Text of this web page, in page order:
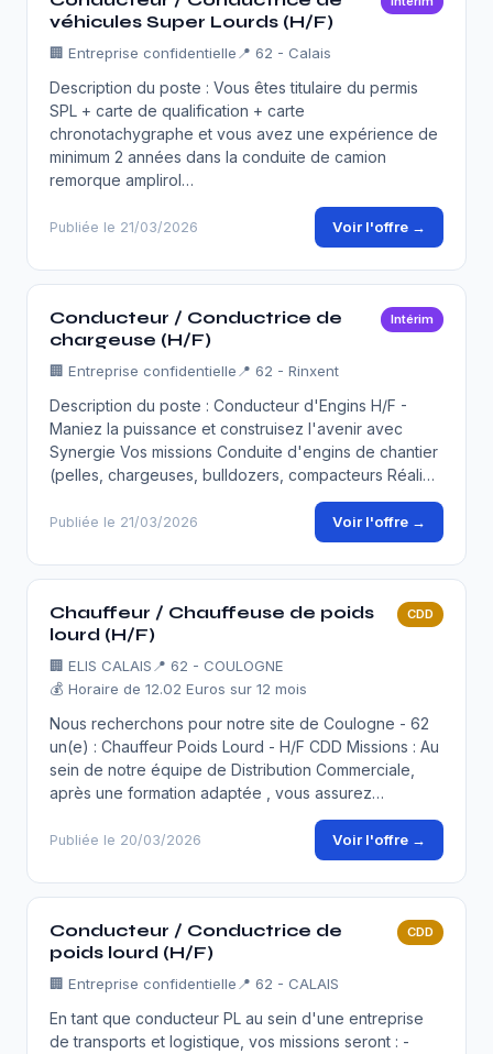
véhicules Super Lourds (H/F)
🏢 Entreprise confidentielle 📍 62 - Calais
Description du poste : Vous êtes titulaire du permis
SPL + carte de qualification + carte
chronotachygraphe et vous avez une expérience de
minimum 2 années dans la conduite de camion
remorque amplirol…
Publiée le 21/03/2026 Voir l'offre →
Conducteur / Conductrice de
chargeuse (H/F)
Intérim
🏢 Entreprise confidentielle 📍 62 - Rinxent
Description du poste : Conducteur d'Engins H/F -
Maniez la puissance et construisez l'avenir avec
Synergie Vos missions Conduite d'engins de chantier
(pelles, chargeuses, bulldozers, compacteurs Réali…
Publiée le 21/03/2026 Voir l'offre →
Chauffeur / Chauffeuse de poids
lourd (H/F)
CDD
🏢 ELIS CALAIS 📍 62 - COULOGNE
💰 Horaire de 12.02 Euros sur 12 mois
Nous recherchons pour notre site de Coulogne - 62
un(e) : Chauffeur Poids Lourd - H/F CDD Missions : Au
sein de notre équipe de Distribution Commerciale,
après une formation adaptée , vous assurez…
Publiée le 20/03/2026 Voir l'offre →
Conducteur / Conductrice de
poids lourd (H/F)
CDD
🏢 Entreprise confidentielle 📍 62 - CALAIS
En tant que conducteur PL au sein d'une entreprise
de transports et logistique, vos missions seront : -